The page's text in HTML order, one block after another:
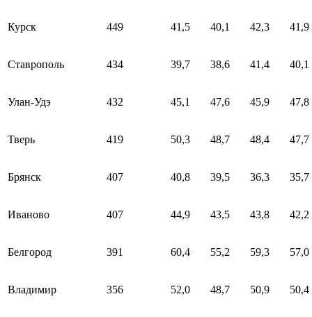
Курск 449 41,5 40,1 42,3 41,9
Ставрополь 434 39,7 38,6 41,4 40,1
Улан-Удэ 432 45,1 47,6 45,9 47,8
Тверь 419 50,3 48,7 48,4 47,7
Брянск 407 40,8 39,5 36,3 35,7
Иваново 407 44,9 43,5 43,8 42,2
Белгород 391 60,4 55,2 59,3 57,0
Владимир 356 52,0 48,7 50,9 50,4